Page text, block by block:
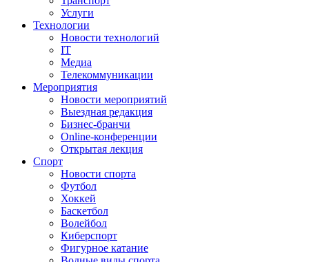
Услуги
Технологии
Новости технологий
IT
Медиа
Телекоммуникации
Мероприятия
Новости мероприятий
Выездная редакция
Бизнес-бранчи
Online-конференции
Открытая лекция
Спорт
Новости спорта
Футбол
Хоккей
Баскетбол
Волейбол
Киберспорт
Фигурное катание